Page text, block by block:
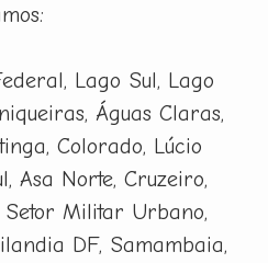
Lago Sul, Lago
Águas Claras,
Colorado, Lúcio
Asa Norte, Cruzeiro,
Setor Militar Urbano,
DF, Samambaia,